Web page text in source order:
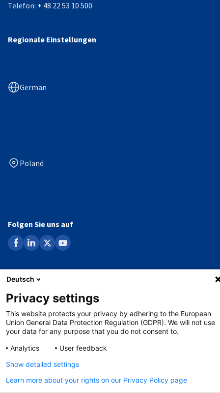
Telefon: + 48 22 53 10 500
Regionale Einstellungen
German
Poland
Folgen Sie uns auf
facebook
linkedin
x youtube
Datenschutzerklärung
Impressum
Whistleblowing-Verfahren
©Copyright - 2026 AHK
Deutsch
Privacy settings
This website protects your privacy by adhering to the European
Union General Data Protection Regulation (GDPR). We will not use
your data for any purpose that you do not consent to.
Analytics
User feedback
Show detailed settings
Learn more about your rights on our Privacy Policy page